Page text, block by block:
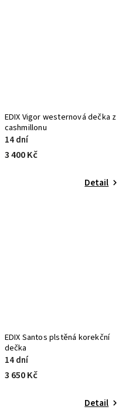
EDIX Vigor westernová dečka z
cashmillonu
14 dní
3 400 Kč
Detail
EDIX Santos plstěná korekční
dečka
14 dní
3 650 Kč
Detail